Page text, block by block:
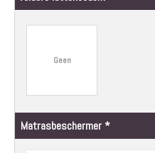
Geen
Matrasbeschermer